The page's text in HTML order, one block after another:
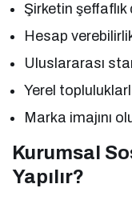
Şirketin şeffaflık
Hesap
Uluslararası
Yerel
Marka imajını
Kurumsal
Yapılır?